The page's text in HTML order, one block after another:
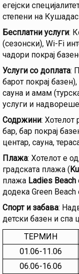
егејски
степени на
Бесплатни услуги:
(сезонски), Wi-Fi
чадори покрај
Услуги со доплата:
барот покрај
сауна и амам
услуги и
Содржини: Хотелот
бар, бар покрај
центар, сауна,
Плажа: Хотелот е
градската плажа (
плажа Ladies Beach
додека Green
Спорт и забава:
детски базен и спа
ТЕРМИН
01.06-11.06
06.06-16.06